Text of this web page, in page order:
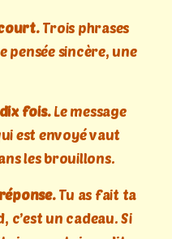
court.Trois phrases
pensée sincère, une
fois.Le message
est envoyé vaut
les brouillons.
Tu as fait ta
c’est un cadeau. Si